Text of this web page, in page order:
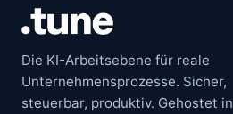
Die KI-Arbeitsebene für reale
Unternehmensprozesse. Sicher,
steuerbar, produktiv. Gehostet in